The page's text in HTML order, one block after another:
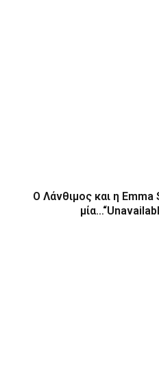
Ο Λάνθιμος και η